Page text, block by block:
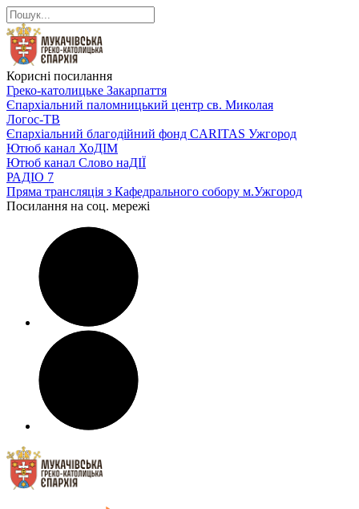
Корисні посилання
Греко-католицьке Закарпаття
Єпархіальний паломницький центр св. Миколая
Логос-ТВ
Єпархіальний благодійний фонд CARITAS Ужгород
Ютюб канал ХоДІМ
Ютюб канал Слово наДІЇ
РАДІО 7
Пряма трансляція з Кафедрального собору м.Ужгород
Посилання на соц. мережі